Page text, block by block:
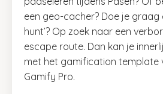
een geo-cacher? Doe je graag
hunt’? Op zoek naar een
escape route. Dan kan je
met het gamification template
Gamify Pro.